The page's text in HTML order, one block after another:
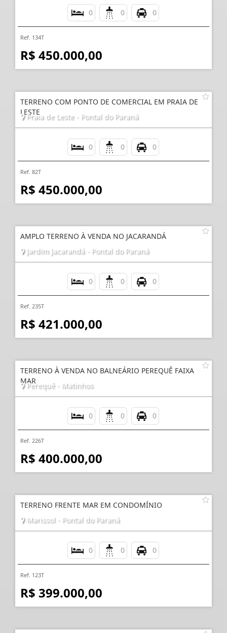
0 0 0
Ref. 134T
R$ 450.000,00
TERRENO COM PONTO DE COMERCIAL EM PRAIA DE
LESTE
Praia de Leste - Pontal do Paraná
0 0 0
Ref. 82T
R$ 450.000,00
AMPLO TERRENO À VENDA NO JACARANDÁ
Jardim Jacarandá - Pontal do Paraná
0 0 0
Ref. 235T
R$ 421.000,00
TERRENO À VENDA NO BALNEÁRIO PEREQUÊ FAIXA
MAR
Perequê - Matinhos
0 0 0
Ref. 226T
R$ 400.000,00
TERRENO FRENTE MAR EM CONDOMÍNIO
Marissol - Pontal do Paraná
0 0 0
Ref. 123T
R$ 399.000,00